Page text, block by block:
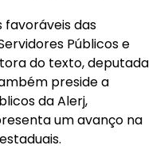
das
Públicos e
do texto, deputada
preside a
da Alerj,
um avanço na